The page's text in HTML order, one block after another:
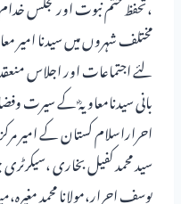
مختلف شہروں میں سیدنا
لئے اجتماعات اور اجلاس
بانی سیدنامعاویہؓ کے سیرت
احراراسلام کستان کے امیر
سید محمد کفیل بخاری
یوسف احرار،مولانا محمد